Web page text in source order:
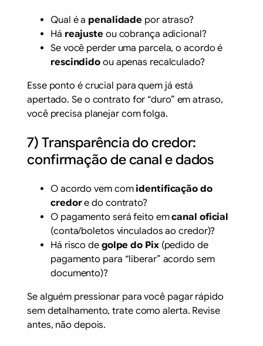
Qual é a penalidade por atraso?
Há reajuste ou cobrança adicional?
Se você perder uma parcela, o acordo é
rescindido ou apenas recalculado?
Esse ponto é crucial para quem já está
apertado. Se o contrato for “duro” em atraso,
você precisa planejar com folga.
7) Transparência do credor:
confirmação de canal e dados
O acordo vem com identificação do
credore do contrato?
O pagamento será feito emcanal oficial
(conta/boletos vinculados ao credor)?
Há risco de golpe do Pix(pedido de
pagamento para “liberar” acordo sem
documento)?
Se alguém pressionar para você pagar rápido
sem detalhamento, trate como alerta. Revise
antes, não depois.